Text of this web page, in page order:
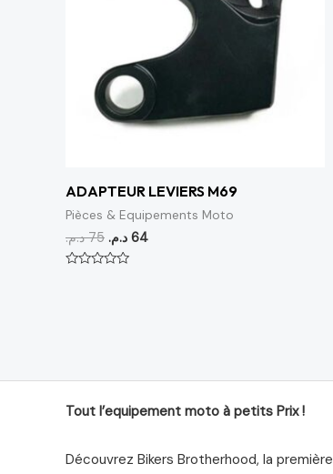
ADAPTEUR LEVIERS M69
Pièces & Equipements Moto
75 د.م. 64 د.م.
Tout l’equipement moto à petits Prix !
Découvrez Bikers Brotherhood, la première